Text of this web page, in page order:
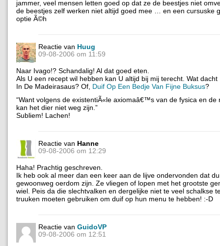
jammer, veel mensen letten goed op dat ze de beestjes niet
de beestjes zelf werken niet altijd goed mee … en een cursuske
optie Ã©h
Reactie van Huug
09-08-2006 om 11:59
Naar Ivago!? Schandalig! Al dat goed eten.
Als U een recept wil hebben kan U altijd bij mij terecht. Wat dacht
In De Madeirasaus? Of, Duif Op Een Bedje Van Fijne Buksus?
“Want volgens de existentiÃ«le axiomaâ€™s van de fysica en de
kan het dier niet weg zijn.”
Subliem! Lachen!
Reactie van Hanne
09-08-2006 om 12:29
Haha! Prachtig geschreven.
Ik heb ook al meer dan een keer aan de lijve ondervonden dat
gewoonweg oerdom zijn. Ze vliegen of lopen met het grootste
wiel. Peis da die slechtvalken en dergelijke niet te veel schalkse
truuken moeten gebruiken om duif op hun menu te hebben! :-D
Reactie van GuidoVP
09-08-2006 om 12:51